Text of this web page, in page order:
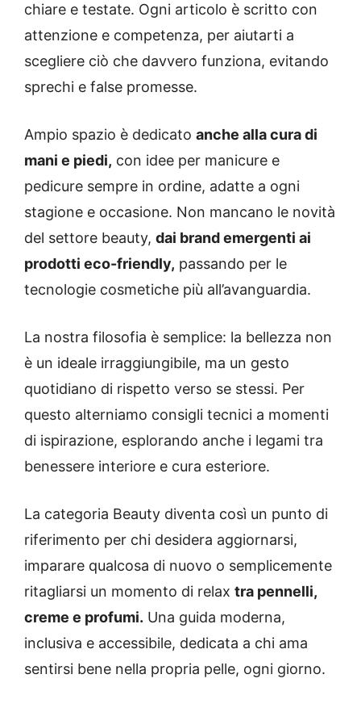
chiare e testate. Ogni articolo è scritto con
attenzione e competenza, per aiutarti a
scegliere ciò che davvero funziona, evitando
sprechi e false promesse.
Ampio spazio è dedicato anche alla cura di
mani e piedi, con idee per manicure e
pedicure sempre in ordine, adatte a ogni
stagione e occasione. Non mancano le novità
del settore beauty, dai brand emergenti ai
prodotti eco-friendly, passando per le
tecnologie cosmetiche più all’avanguardia.
La nostra filosofia è semplice: la bellezza non
è un ideale irraggiungibile, ma un gesto
quotidiano di rispetto verso se stessi. Per
questo alterniamo consigli tecnici a momenti
di ispirazione, esplorando anche i legami tra
benessere interiore e cura esteriore.
La categoria Beauty diventa così un punto di
riferimento per chi desidera aggiornarsi,
imparare qualcosa di nuovo o semplicemente
ritagliarsi un momento di relax tra pennelli,
creme e profumi. Una guida moderna,
inclusiva e accessibile, dedicata a chi ama
sentirsi bene nella propria pelle, ogni giorno.